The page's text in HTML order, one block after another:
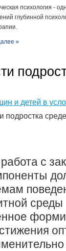
психология -
глубинной
»
и детей в
подростка
с
среды